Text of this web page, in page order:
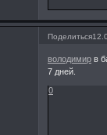
Поделиться
володимир в
7 дней.
0